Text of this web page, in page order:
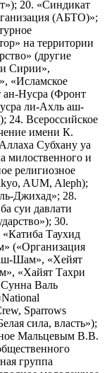
20. «Синдикат
(АБТО)»;
на территории
(другие
и Сирии»,
«Исламское
ан-Нусра (Фронт
ли-Ахль аш-
Всероссийское
имени К.
Субхану уа
милоственного и
религиозное
AUM, Aleph);
Джихад»; 28.
суи давлати
30.
«Катиба Таухид
(«Организация
Шам», «Хейят
«Хайят Тахри
Валь
Sparrows
сила, власть»);
Мальцевым В.В.
группа